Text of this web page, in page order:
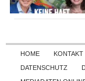
HOME KONTAKT
DATENSCHUTZ